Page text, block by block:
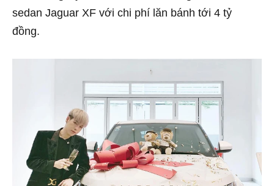
sedan Jaguar XF với chi phí lăn bánh tới 4 tỷ
đồng.